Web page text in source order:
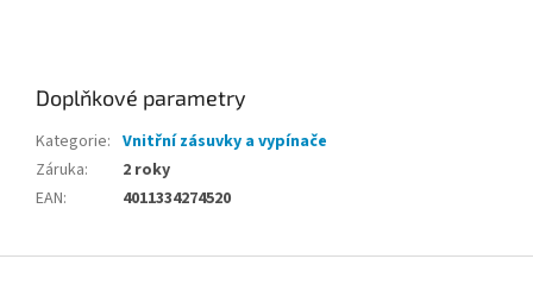
Doplňkové parametry
Kategorie: Vnitřní zásuvky a vypínače
Záruka:
2 roky
EAN: 4011334274520